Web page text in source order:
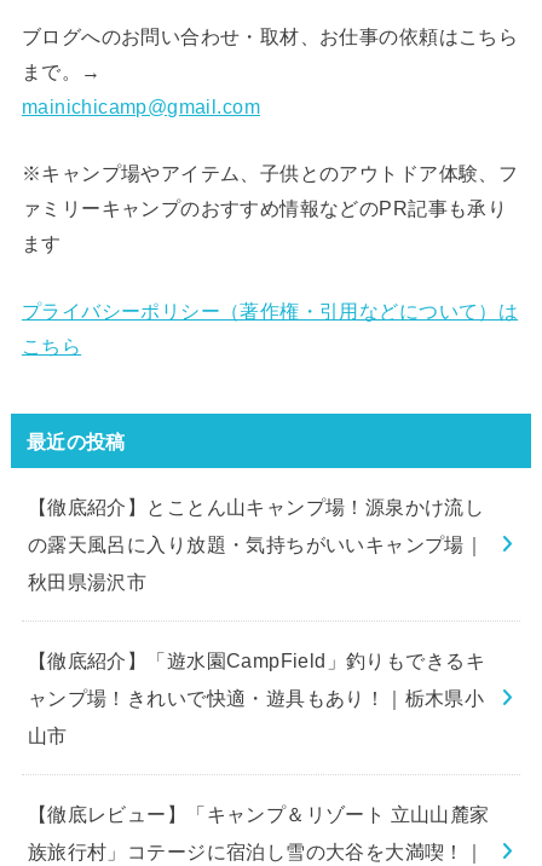
ブログへのお問い合わせ・取材、お仕事の依頼はこちら
まで。→
mainichicamp@gmail.com
※キャンプ場やアイテム、子供とのアウトドア体験、フ
ァミリーキャンプのおすすめ情報などのPR記事も承り
ます
プライバシーポリシー（著作権・引用などについて）は
こちら
最近の投稿
【徹底紹介】とことん山キャンプ場！源泉かけ流し
の露天風呂に入り放題・気持ちがいいキャンプ場｜
秋田県湯沢市
【徹底紹介】「遊水園CampField」釣りもできるキ
ャンプ場！きれいで快適・遊具もあり！｜栃木県小
山市
【徹底レビュー】「キャンプ＆リゾート 立山山麓家
族旅行村」コテージに宿泊し雪の大谷を大満喫！｜